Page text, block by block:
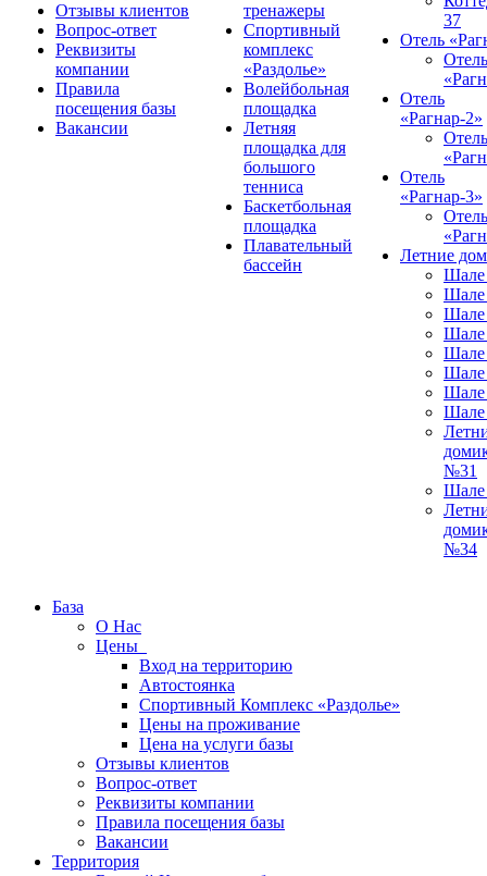
Отзывы клиентов
Вопрос-ответ
Реквизиты
компании
Правила
посещения базы
Вакансии
тренажеры
Спортивный
комплекс
«Раздолье»
Волейбольная
площадка
Летняя
площадка для
большого
тенниса
Баскетбольная
площадка
Плавательный
бассейн
37
Отель
Отель
Отель
«Рагнар-2»
Отель
Отель
«Рагнар-3»
Отель
Летние
№31
№34
База
О Нас
Цены
Вход на территорию
Автостоянка
Спортивный Комплекс «Раздолье»
Цены на проживание
Цена на услуги базы
Отзывы клиентов
Вопрос-ответ
Реквизиты компании
Правила посещения базы
Вакансии
Территория